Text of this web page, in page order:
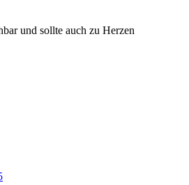
und sollte auch zu Herzen